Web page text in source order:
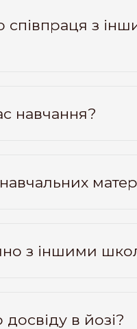
з
навчання?
з іншими
в йозі?